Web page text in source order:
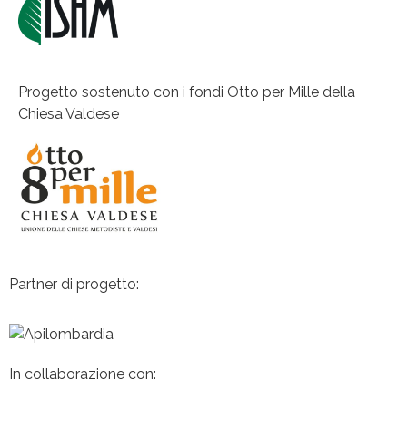
Progetto sostenuto con i fondi Otto per Mille della
Chiesa Valdese
Partner di progetto:
In collaborazione con: